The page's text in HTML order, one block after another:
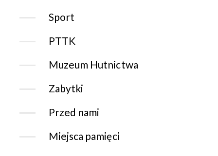
Sport
PTTK
Muzeum Hutnictwa
Zabytki
Przed nami
Miejsca pamięci